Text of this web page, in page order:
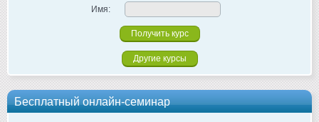
Имя:
Другие курсы
Бесплатный онлайн-семинар